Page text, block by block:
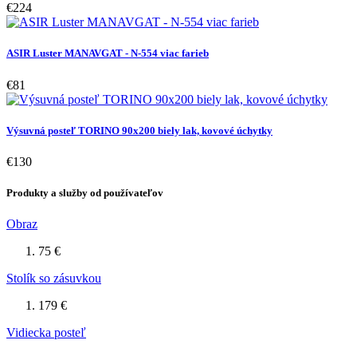
€224
ASIR Luster MANAVGAT - N-554 viac farieb
€81
Výsuvná posteľ TORINO 90x200 biely lak, kovové úchytky
€130
Produkty a služby od používateľov
Obraz
75 €
Stolík so zásuvkou
179 €
Vidiecka posteľ